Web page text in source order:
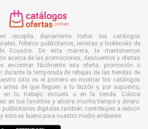
recopila diariamente todos los catálogos
folletos publicitarios, revistas y lookbooks de
Ecuador. De esta manera, te mantenemos
acerca de las promociones, descuentos y ofertas
encontrar fácilmente esa oferta, promoción o
durante la temporada de rebajas de las tiendas de
sitio es el primero en mostrar los catálogos
antes de que lleguen a tu buzón y, por supuesto,
en tu trabajo, escuela o en la tienda. Coloca
en tus favoritos y ahorra mucho tiempo y dinero.
publicitarios digitales también contribuyes a reducir
esto es bueno para nuestro medio ambiente.